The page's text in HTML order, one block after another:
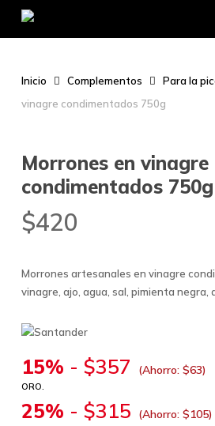
Inicio Complementos Para la
vinagre condimentados 750g
Morrones en vinagre
condimentados 750g
$420
Morrones artesanales en vinagre
vinagre, ajo, agua, sal, pimienta negra,
15% - $357 (Ahorro: $63)
ORO.
25% - $315 (Ahorro: $105)